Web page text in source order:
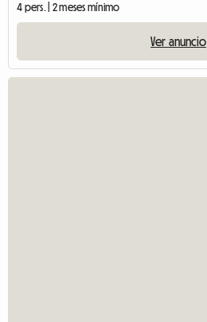
4 pers. | 2 meses mínimo
Ver anuncio